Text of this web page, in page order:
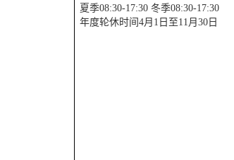
夏季08:30-17:30冬季08:30-17:30
年度轮休时间4月 1 日至11月30 日